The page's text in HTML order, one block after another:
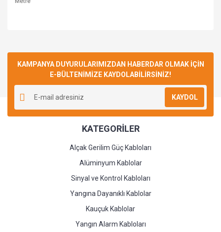
KAMPANYA DUYURULARIMIZDAN HABERDAR OLMAK İÇİN
E-BÜLTENİMİZE KAYDOLABİLİRSİNİZ!
KAYDOL
KATEGORİLER
Alçak Gerilim Güç Kabloları
Alüminyum Kablolar
Sinyal ve Kontrol Kabloları
Yangına Dayanıklı Kablolar
Kauçuk Kablolar
Yangın Alarm Kabloları